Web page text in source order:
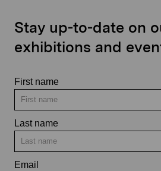
Stay up-to-date on
exhibitions and
First name
Last name
Email